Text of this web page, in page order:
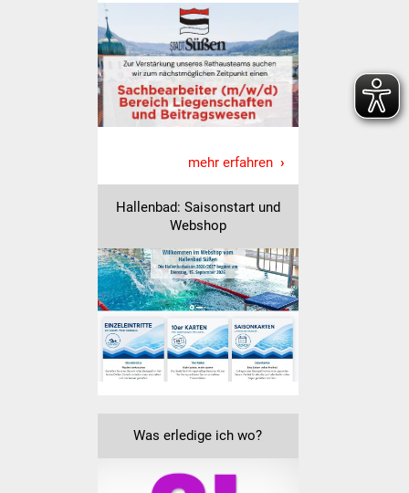
Senioren
Stadtseniorenrat
Sommerwochen für
Ältere
Seniorenwohn- und
Pflegeheim
Familien
Familientreff
Kinder und Jugendliche
Schülerferienprogramm
Freundeskreis Asyl
mehr erfahren
Hallenbad: Saisonstart und
Webshop
Was erledige ich wo?